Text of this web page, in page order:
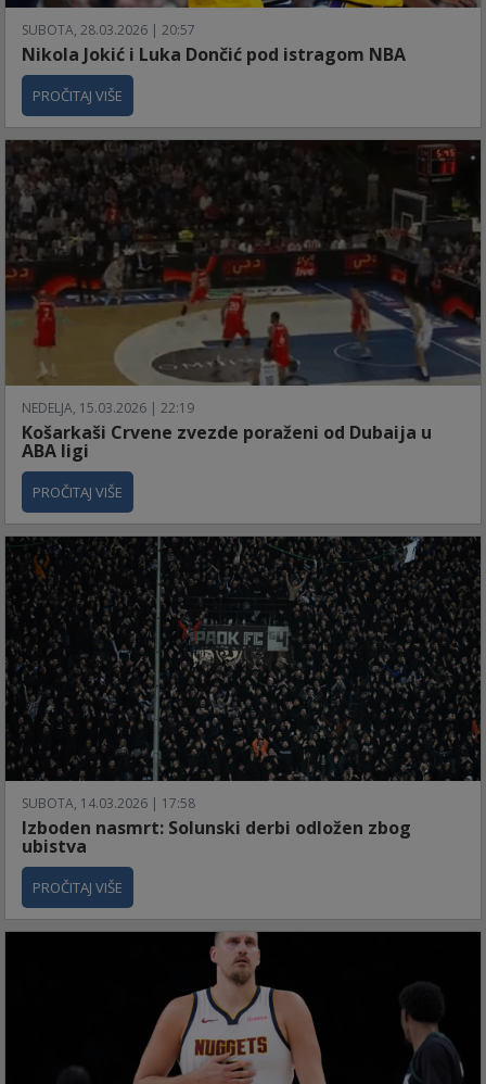
SUBOTA, 28.03.2026 | 20:57
Nikola Jokić i Luka Dončić pod istragom NBA
PROČITAJ VIŠE
NEDELJA, 15.03.2026 | 22:19
Košarkaši Crvene zvezde poraženi od Dubaija u
ABA ligi
PROČITAJ VIŠE
SUBOTA, 14.03.2026 | 17:58
Izboden nasmrt: Solunski derbi odložen zbog
ubistva
PROČITAJ VIŠE